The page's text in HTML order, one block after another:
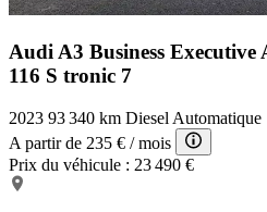
Audi A3 Business Executive
116 S tronic 7
2023 93 340 km Diesel Automatique
A partir de 235 € / mois
Prix du véhicule : 23 490 €